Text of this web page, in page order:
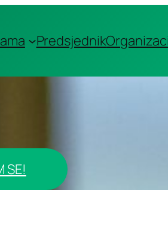
Predsjednik
SE!